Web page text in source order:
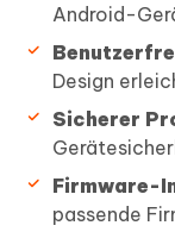
Android-
Design
Sicherer
Firmware-
passende